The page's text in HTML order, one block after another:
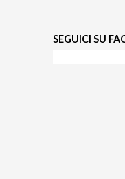
SEGUICI SU